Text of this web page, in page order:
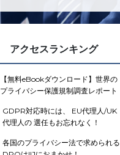
アクセスランキング
【無料eBookダウンロード】世界の
プライバシー保護規制調査レポート
GDPR対応時には、 EU代理人/UK
代理人の 選任もお忘れなく！
各国のプライバシー法で求められる